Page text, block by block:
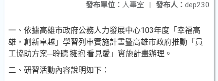
發布人： dep230
發布單位： 人事室 |
一、依據高雄市政府公務人力發展中心103年度「幸福高
雄，創新卓越」學習列車實施計畫暨高雄市政府推動「員
工協助方案─聆聽.擁抱.看見愛」實施計畫辦理。
二、研習活動內容說明如下：